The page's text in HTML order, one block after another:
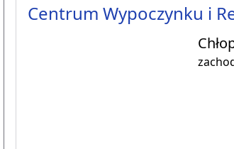
Centrum Wypoczynku i